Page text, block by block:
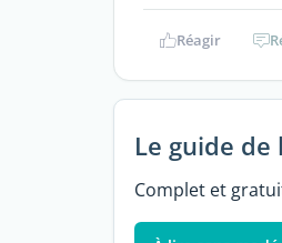
Réagir
Le guide
Complet et